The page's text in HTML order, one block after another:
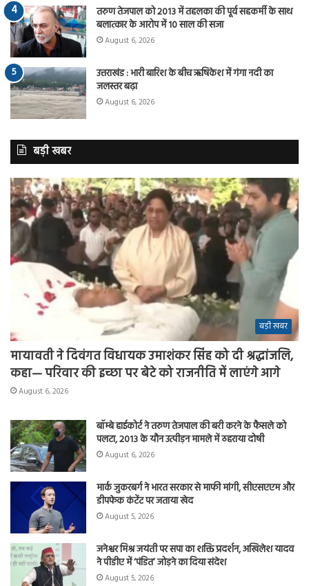
तरुण तेजपाल को 2013 में तहलका की पूर्व सहकर्मी के साथ
बलात्कार के आरोप में 10 साल की सजा
August 6, 2026
उत्तराखंड : भारी बारिश के बीच ऋषिकेश में गंगा नदी का
जलस्तर बढ़ा
August 6, 2026
बड़ी खबर
बड़ी खबर
मायावती ने दिवंगत विधायक उमाशंकर सिंह को दी श्रद्धांजलि,
कहा— परिवार की इच्छा पर बेटे को राजनीति में लाएंगे आगे
August 6, 2026
बॉम्बे हाईकोर्ट ने तरुण तेजपाल की बरी करने के फैसले को
पलटा, 2013 के यौन उत्पीड़न मामले में ठहराया दोषी
August 6, 2026
मार्क जुकरबर्ग ने भारत सरकार से माफी मांगी, सीएसएएम और
डीपफेक कंटेंट पर जताया खेद
August 5, 2026
जनेश्वर मिश्र जयंती पर सपा का शक्ति प्रदर्शन, अखिलेश यादव
ने पीडीए में ‘पंडित’ जोड़ने का दिया संदेश
August 5, 2026